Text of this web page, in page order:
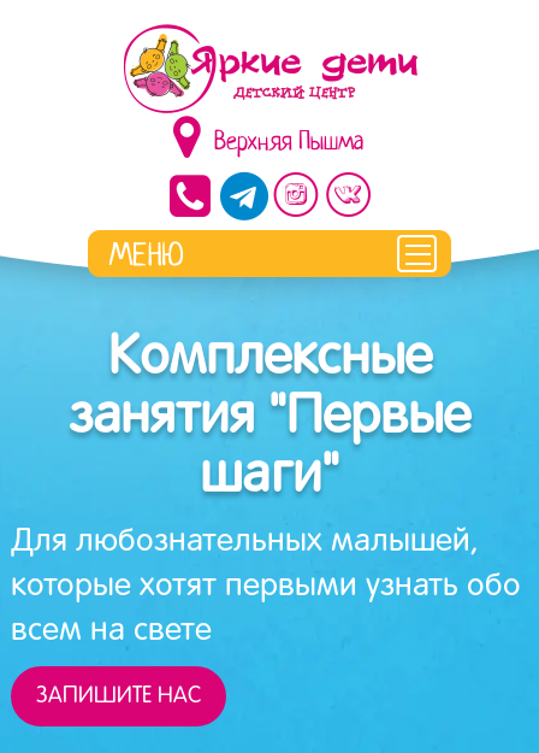
Верхняя Пышма
Комплексные
занятия "Первые
шаги"
Для любознательных малышей,
которые хотят первыми узнать обо
всем на свете
ЗАПИШИТЕ НАС